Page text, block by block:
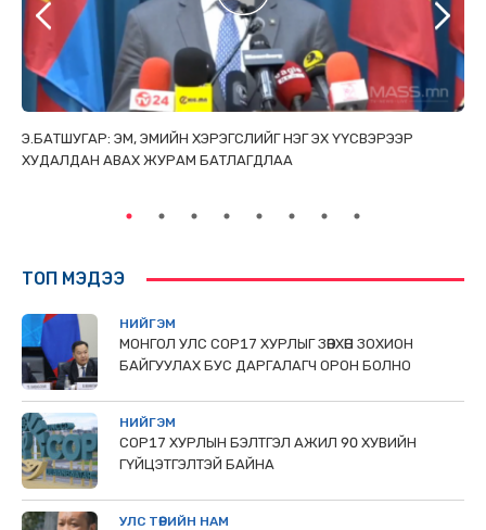
Э.БАТШУГАР: ЭМ, ЭМИЙН ХЭРЭГСЛИЙГ НЭГ ЭХ ҮҮСВЭРЭЭР
ХУДАЛДАН АВАХ ЖУРАМ БАТЛАГДЛАА
ТОП МЭДЭЭ
НИЙГЭМ
МОНГОЛ УЛС СОР17 ХУРЛЫГ ЗӨВХӨН ЗОХИОН
БАЙГУУЛАХ БУС ДАРГАЛАГЧ ОРОН БОЛНО
НИЙГЭМ
COP17 ХУРЛЫН БЭЛТГЭЛ АЖИЛ 90 ХУВИЙН
ГҮЙЦЭТГЭЛТЭЙ БАЙНА
УЛС ТӨРИЙН НАМ